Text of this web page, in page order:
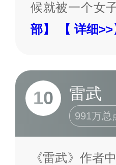
候就被一个女
部】
【 详细>>
10 雷武
991万总
《雷武》作者